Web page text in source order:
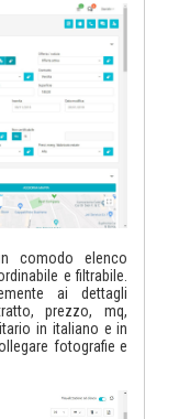
comodo elenco
e filtrabile.
ai dettagli
prezzo, mq,
in italiano e in
fotografie e